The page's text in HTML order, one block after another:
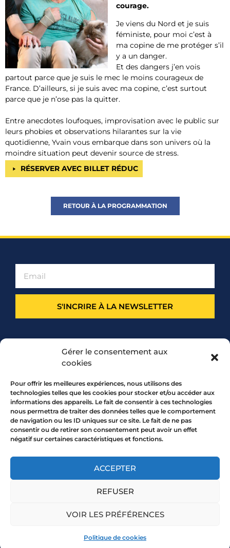
Gérer le consentement aux
cookies
Pour offrir les meilleures expériences, nous utilisons des
technologies telles que les cookies pour stocker et/ou accéder aux
informations des appareils. Le fait de consentir à ces technologies
nous permettra de traiter des données telles que le comportement
de navigation ou les ID uniques sur ce site. Le fait de ne pas
consentir ou de retirer son consentement peut avoir un effet
négatif sur certaines caractéristiques et fonctions.
ACCEPTER
REFUSER
VOIR LES PRÉFÉRENCES
Politique de cookies
courage.
Je viens du Nord et je suis
féministe, pour moi c’est à
ma copine de me protéger s’il
y a un danger.
Et des dangers j’en vois
partout parce que je suis le mec le moins courageux de
France. D’ailleurs, si je suis avec ma copine, c’est surtout
parce que je n’ose pas la quitter.
Entre anecdotes loufoques, improvisation avec le public sur
leurs phobies et observations hilarantes sur la vie
quotidienne, Yvain vous embarque dans son univers où la
moindre situation peut devenir source de stress.
RÉSERVER AVEC BILLET RÉDUC
RETOUR À LA PROGRAMMATION
S'INCRIRE À LA NEWSLETTER